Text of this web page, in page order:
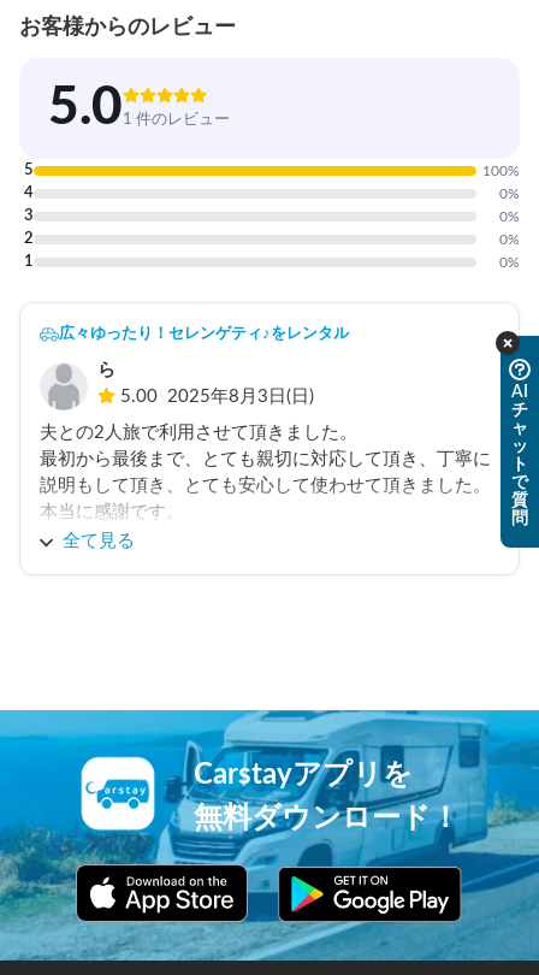
お客様からのレビュー
5.01 件のレビュー
5 100%
4 0%
3 0%
2 0%
1 0%
広々ゆったり！セレンゲティ♪をレンタル
ら
5.00 2025年8月3日(日)
夫との2人旅で利用させて頂きました。
最初から最後まで、とても親切に対応して頂き、丁寧に
説明もして頂き、とても安心して使わせて頂きました。
本当に感謝です。
おかげさまで、楽しく充実した旅になりました。
全て見る
AI
チ
ャ
ッ
ト
で
質
問
Carstayアプリを
無料ダウンロード！